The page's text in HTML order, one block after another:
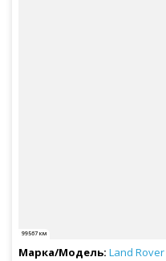
99567 км
Land Rover